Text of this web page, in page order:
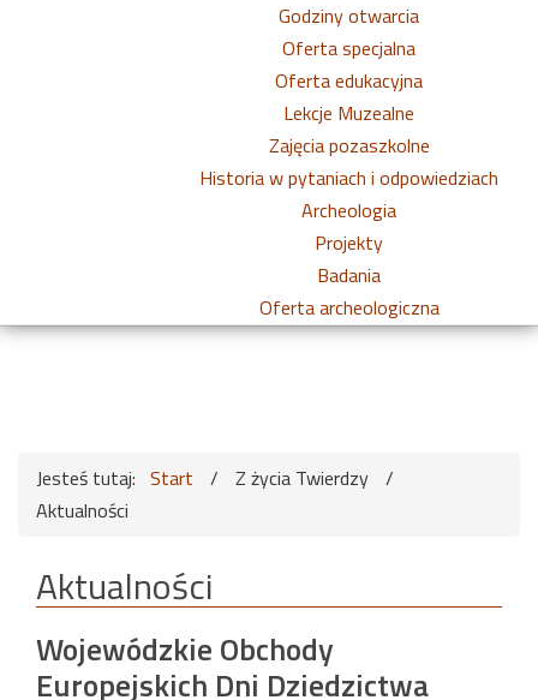
Godziny otwarcia
Oferta specjalna
Oferta edukacyjna
Lekcje Muzealne
Zajęcia pozaszkolne
Historia w pytaniach i odpowiedziach
Archeologia
Projekty
Badania
Oferta archeologiczna
Jesteś tutaj: Start / Z życia Twierdzy /
Aktualności
Aktualności
Wojewódzkie Obchody
Europejskich Dni Dziedzictwa